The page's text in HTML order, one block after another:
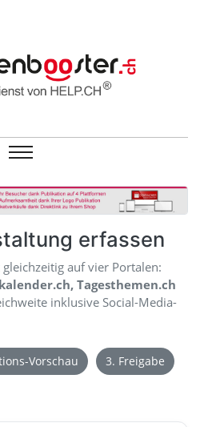
erfassen
auf vier Portalen:
Tagesthemen.ch
inklusive Social-Media-
Vorschau
3. Freigabe